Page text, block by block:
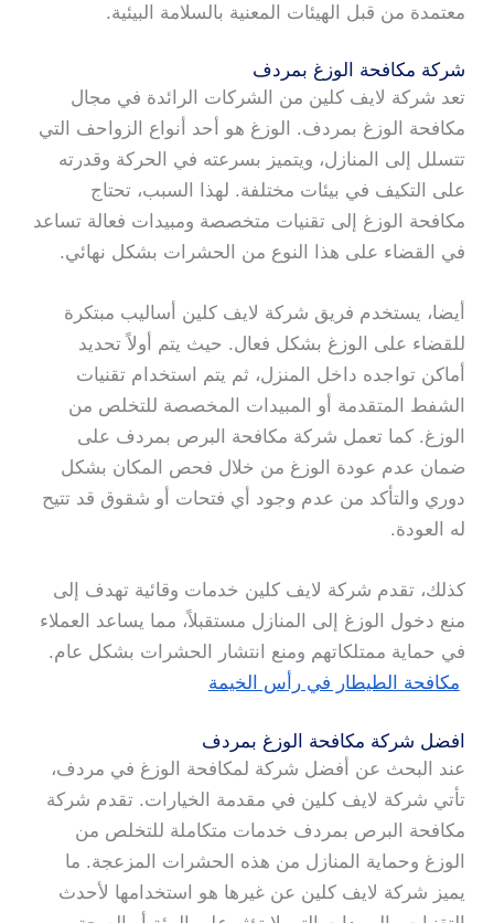
معتمدة من قبل الهيئات المعنية بالسلامة البيئية.
شركة مكافحة الوزغ بمردف
تعد شركة لايف كلين من الشركات الرائدة في مجال
مكافحة الوزغ بمردف. الوزغ هو أحد أنواع الزواحف التي
تتسلل إلى المنازل، ويتميز بسرعته في الحركة وقدرته
على التكيف في بيئات مختلفة. لهذا السبب، تحتاج
مكافحة الوزغ إلى تقنيات متخصصة ومبيدات فعالة تساعد
في القضاء على هذا النوع من الحشرات بشكل نهائي.
أيضا، يستخدم فريق شركة لايف كلين أساليب مبتكرة
للقضاء على الوزغ بشكل فعال. حيث يتم أولاً تحديد
أماكن تواجده داخل المنزل، ثم يتم استخدام تقنيات
الشفط المتقدمة أو المبيدات المخصصة للتخلص من
الوزغ. كما تعمل شركة مكافحة البرص بمردف على
ضمان عدم عودة الوزغ من خلال فحص المكان بشكل
دوري والتأكد من عدم وجود أي فتحات أو شقوق قد تتيح
له العودة.
كذلك، تقدم شركة لايف كلين خدمات وقائية تهدف إلى
منع دخول الوزغ إلى المنازل مستقبلاً، مما يساعد العملاء
في حماية ممتلكاتهم ومنع انتشار الحشرات بشكل عام.
مكافحة الطيطار في رأس الخيمة
افضل شركة مكافحة الوزغ بمردف
عند البحث عن أفضل شركة لمكافحة الوزغ في مردف،
تأتي شركة لايف كلين في مقدمة الخيارات. تقدم شركة
مكافحة البرص بمردف خدمات متكاملة للتخلص من
الوزغ وحماية المنازل من هذه الحشرات المزعجة. ما
يميز شركة لايف كلين عن غيرها هو استخدامها لأحدث